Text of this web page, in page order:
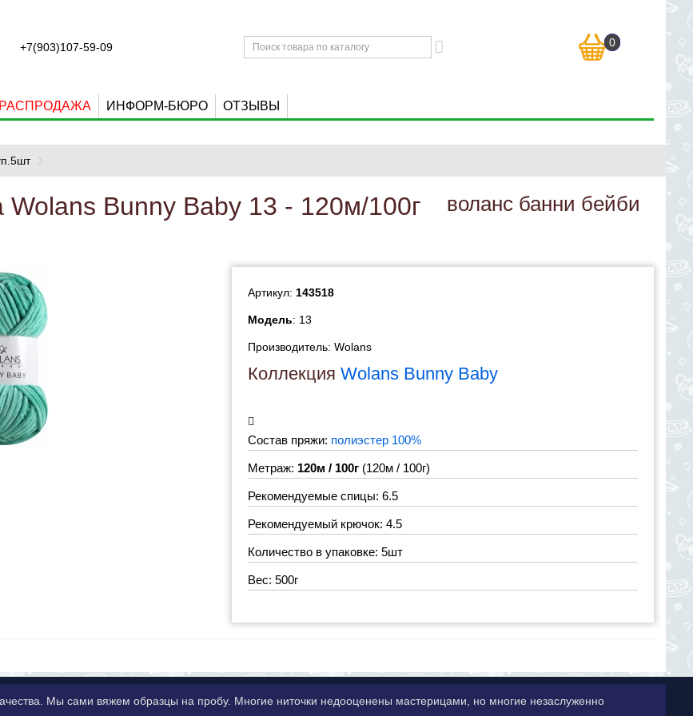
+7(903)107-59-09 0
РАСПРОДАЖА ИНФОРМ-БЮРО ОТЗЫВЫ
Wolans Bunny Baby 13 - 120м/100г воланс банни бейби
Артикул: 143518
Модель: 13
Производитель: Wolans
Коллекция Wolans Bunny Baby
Состав пряжи: полиэстер 100%
Метраж: 120м / 100г(120м / 100г)
Рекомендуемые спицы: 6.5
Рекомендуемый крючок: 4.5
Количество в упаковке: 5шт
Вес: 500г
Мы сами вяжем образцы на пробу. Многие ниточки недооценены мастерицами, но многие незаслуженно